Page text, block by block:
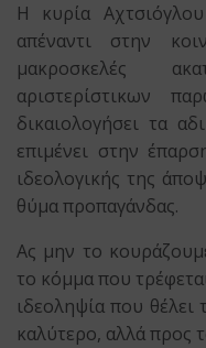
Η κυρία
απέναντι στην
μακροσκελές
αριστερίστικων
δικαιολογήσει τα
επιμένει στην
ιδεολογικής της
θύμα προπαγάνδας.
Ας μην το
το κόμμα που
ιδεοληψία που θέλει
καλύτερο, αλλά προς